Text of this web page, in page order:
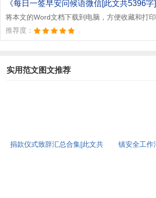
《每日一签早安问候语微信[此文共5396字
将本文的Word文档下载到电脑，方便收藏和打印
推荐度：
实用范文图文推荐
捐款仪式致辞汇总合集[此文共
镇安全工作